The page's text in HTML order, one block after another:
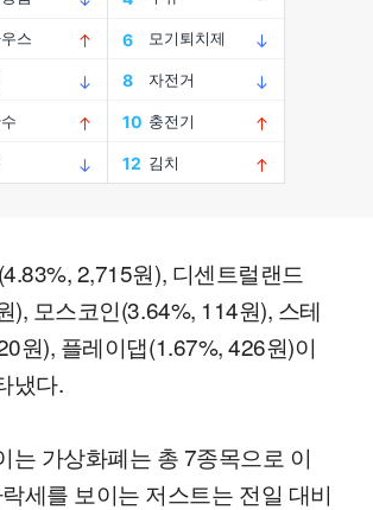
2,715원), 디센트럴랜드
), 모스코인(3.64%, 114원), 스테
원), 플레이댑(1.67%, 426원)이
냈다.
는 가상화폐는 총 7종목으로 이
세를 보이는 저스트는 전일 대비